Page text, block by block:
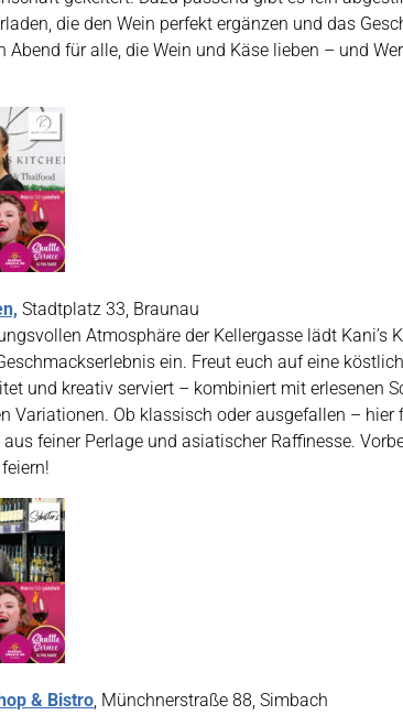
die den Wein perfekt ergänzen und das
Abend für alle, die Wein und Käse lieben – und
Stadtplatz 33, Braunau
Atmosphäre der Kellergasse lädt Kani’s
ein. Freut euch auf eine
und kreativ serviert – kombiniert mit erlesenen
Variationen. Ob klassisch oder ausgefallen – hier
feiner Perlage und asiatischer Raffinesse.
& Bistro, Münchnerstraße 88, Simbach